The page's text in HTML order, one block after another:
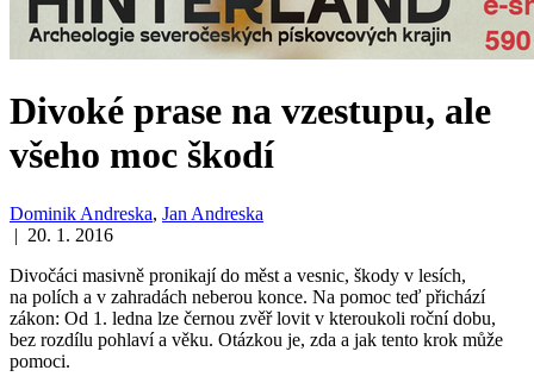
Divoké prase na vzestupu, ale
všeho moc škodí
Dominik Andreska, Jan Andreska
| 20. 1. 2016
Divočáci masivně pronikají do měst a vesnic, škody v lesích,
na polích a v zahradách neberou konce. Na pomoc teď přichází
zákon: Od 1. ledna lze černou zvěř lovit v kteroukoli roční dobu,
bez rozdílu pohlaví a věku. Otázkou je, zda a jak tento krok může
pomoci.